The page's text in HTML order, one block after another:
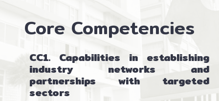
Core Competencies
CC1. Capabilities in establishing
industry networks and
partnerships with targeted
sectors